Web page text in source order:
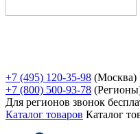
+7 (495) 120-35-98 (Москва)
+7 (800) 500-93-78
Для регионов звонок
Каталог товаров Каталог